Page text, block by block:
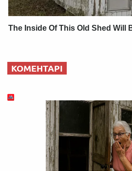
The Inside Of This Old Shed Will
КОМЕНТАРІ